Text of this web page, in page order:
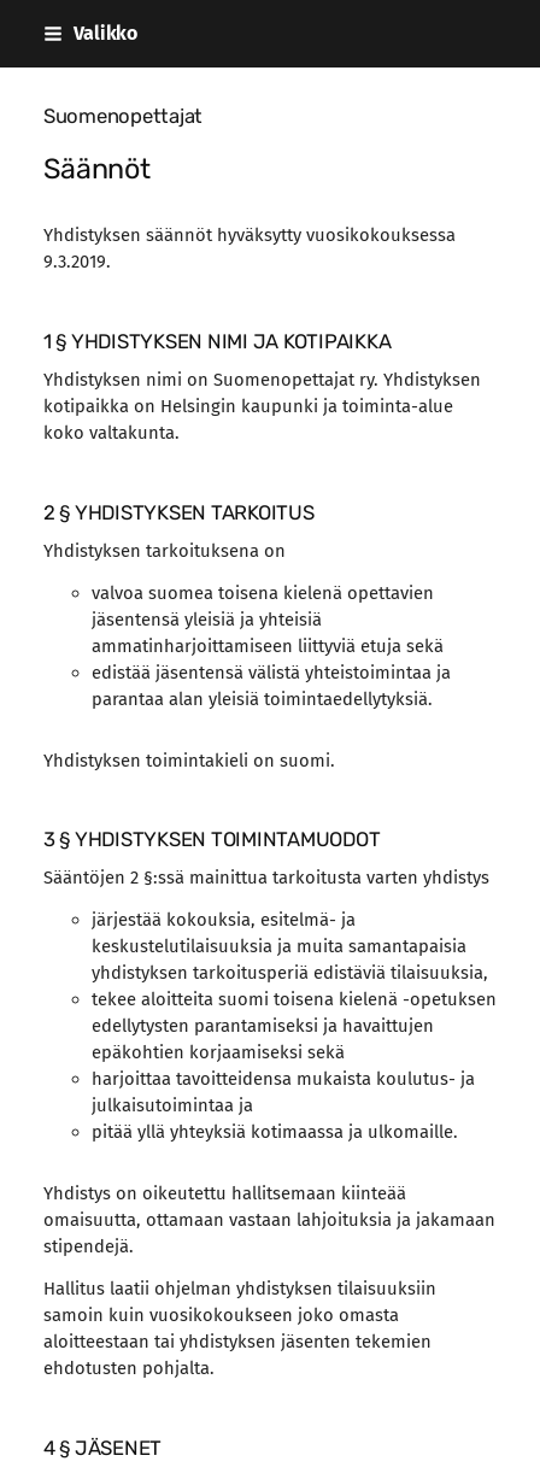
Siirry
Valikko
Suomenopettajat
Säännöt
Yhdistyksen säännöt hyväksytty vuosikokouksessa
9.3.2019.
1 § YHDISTYKSEN NIMI JA KOTIPAIKKA
Yhdistyksen nimi on Suomenopettajat ry. Yhdistyksen
kotipaikka on Helsingin kaupunki ja toiminta-alue
koko valtakunta.
2 § YHDISTYKSEN TARKOITUS
Yhdistyksen tarkoituksena on
valvoa suomea toisena kielenä opettavien
jäsentensä yleisiä ja yhteisiä
ammatinharjoittamiseen liittyviä etuja sekä
edistää jäsentensä välistä yhteistoimintaa ja
parantaa alan yleisiä toimintaedellytyksiä.
Yhdistyksen toimintakieli on suomi.
3 § YHDISTYKSEN TOIMINTAMUODOT
Sääntöjen 2 §:ssä mainittua tarkoitusta varten yhdistys
järjestää kokouksia, esitelmä- ja
keskustelutilaisuuksia ja muita samantapaisia
yhdistyksen tarkoitusperiä edistäviä tilaisuuksia,
tekee aloitteita suomi toisena kielenä -opetuksen
edellytysten parantamiseksi ja havaittujen
epäkohtien korjaamiseksi sekä
harjoittaa tavoitteidensa mukaista koulutus- ja
julkaisutoimintaa ja
pitää yllä yhteyksiä kotimaassa ja ulkomaille.
Yhdistys on oikeutettu hallitsemaan kiinteää
omaisuutta, ottamaan vastaan lahjoituksia ja jakamaan
stipendejä.
Hallitus laatii ohjelman yhdistyksen tilaisuuksiin
samoin kuin vuosikokoukseen joko omasta
aloitteestaan tai yhdistyksen jäsenten tekemien
ehdotusten pohjalta.
4 § JÄSENET